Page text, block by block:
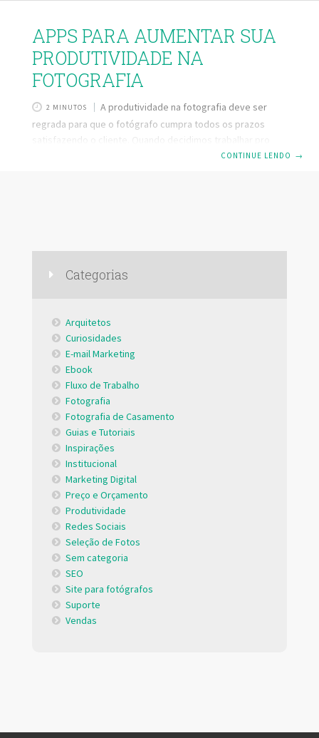
APPS PARA AUMENTAR SUA
PRODUTIVIDADE NA
FOTOGRAFIA
2 MINUTOS
A produtividade na fotografia deve ser
regrada para que o fotógrafo cumpra todos os prazos
satisfazendo o cliente. Quando decidimos trabalhar pro
conta própria, devemos estabelecer uma disciplina para
aplicativos para navegador que me ajudam a aumentar
CONTINUE LENDO →
Categorias
Arquitetos
Curiosidades
E-mail Marketing
Ebook
Fluxo de Trabalho
Fotografia
Fotografia de Casamento
Guias e Tutoriais
Inspirações
Institucional
Marketing Digital
Preço e Orçamento
Produtividade
Redes Sociais
Seleção de Fotos
Sem categoria
SEO
Site para fotógrafos
Suporte
Vendas